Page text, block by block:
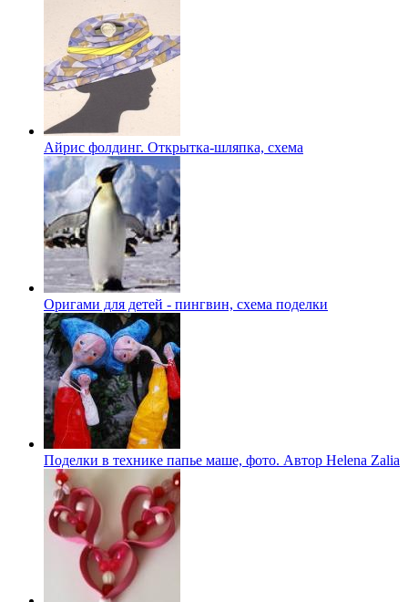
Айрис фолдинг. Открытка-шляпка, схема
Оригами для детей - пингвин, схема поделки
Поделки в технике папье маше, фото. Автор Helena Zalia